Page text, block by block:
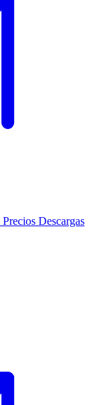
Precios Descargas